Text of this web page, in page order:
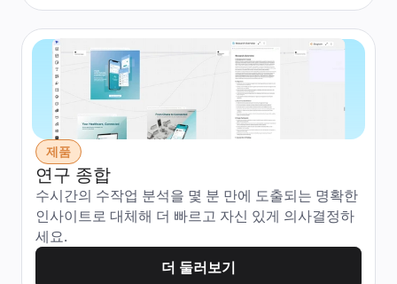
제품
연구 종합
수시간의 수작업 분석을 몇 분 만에 도출되는 명확한
인사이트로 대체해 더 빠르고 자신 있게 의사결정하
세요.
더 둘러보기